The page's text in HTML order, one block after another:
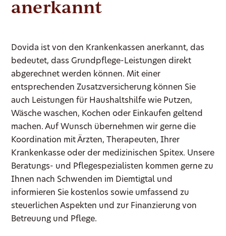
anerkannt
Dovida ist von den Krankenkassen anerkannt, das
bedeutet, dass Grundpflege-Leistungen direkt
abgerechnet werden können. Mit einer
entsprechenden Zusatzversicherung können Sie
auch Leistungen für Haushaltshilfe wie Putzen,
Wäsche waschen, Kochen oder Einkaufen geltend
machen. Auf Wunsch übernehmen wir gerne die
Koordination mit Ärzten, Therapeuten, Ihrer
Krankenkasse oder der medizinischen Spitex. Unsere
Beratungs- und Pflegespezialisten kommen gerne zu
Ihnen nach Schwenden im Diemtigtal und
informieren Sie kostenlos sowie umfassend zu
steuerlichen Aspekten und zur Finanzierung von
Betreuung und Pflege.